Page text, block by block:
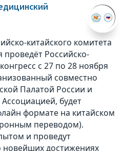
китайского комитета
Российско-
с 27 по 28 ноября
совместно
Палатой России и
будет
формате на китайском
переводом).
и проведут
новейших достижениях